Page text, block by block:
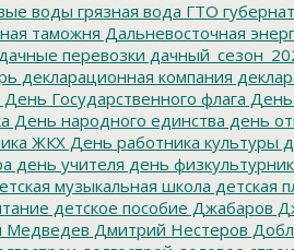
воды грязная вода ГТО
таможня Дальневосточная
дачные перевозки
декларационная компания
День Государственного флага
День народного единства день
ЖКХ День работника культуры
день учителя день
музыкальная школа детская
детское пособие Джабаров
Медведев Дмитрий Нестеров